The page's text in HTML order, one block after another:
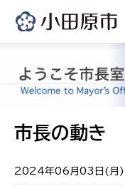
市長の動き
2024年06月03日(月)